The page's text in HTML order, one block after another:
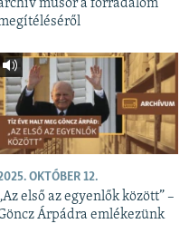
műsor a forradalom
OKTÓBER 12.
első az egyenlők között” –
Árpádra emlékezünk